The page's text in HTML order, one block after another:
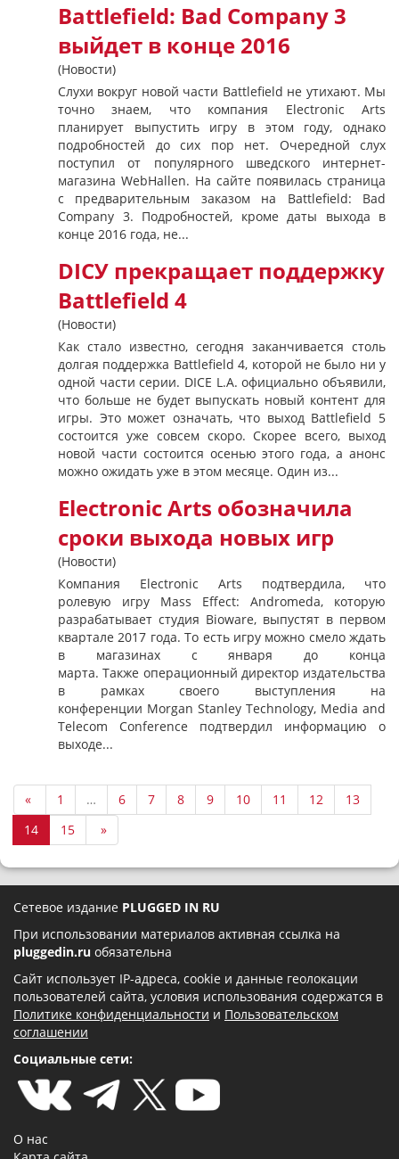
Battlefield: Bad Company 3
выйдет в конце 2016
(Новости)
Слухи вокруг новой части Battlefield не утихают. Мы
точно знаем, что компания Electronic Arts
планирует выпустить игру в этом году, однако
подробностей до сих пор нет. Очередной слух
поступил от популярного шведского интернет-
магазина WebHallen. На сайте появилась страница
с предварительным заказом на Battlefield: Bad
Company 3. Подробностей, кроме даты выхода в
конце 2016 года, не...
DICУ прекращает поддержку
Battlefield 4
(Новости)
Как стало известно, сегодня заканчивается столь
долгая поддержка Battlefield 4, которой не было ни у
одной части серии. DICE L.A. официально объявили,
что больше не будет выпускать новый контент для
игры. Это может означать, что выход Battlefield 5
состоится уже совсем скоро. Скорее всего, выход
новой части состоится осенью этого года, а анонс
можно ожидать уже в этом месяце. Один из...
Electronic Arts обозначила
сроки выхода новых игр
(Новости)
Компания Electronic Arts подтвердила, что
ролевую игру Mass Effect: Andromeda, которую
разрабатывает студия Bioware, выпустят в первом
квартале 2017 года. То есть игру можно смело ждать
в магазинах с января до конца
марта. Также операционный директор издательства
в рамках своего выступления на
конференции Morgan Stanley Technology, Media and
Telecom Conference подтвердил информацию о
выходе...
« 1 … 6 7 8 9 10 11 12
13
14
15 »
Сетевое издание PLUGGED IN RU
При использовании материалов активная ссылка на
pluggedin.ru обязательна
Сайт использует IP-адреса, cookie и данные геолокации
пользователей сайта, условия использования содержатся в
Политике конфиденциальности и Пользовательском
соглашении
Социальные сети:
О нас